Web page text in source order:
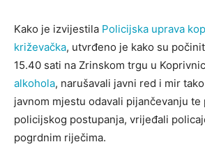
Kako je izvijestila Policijska uprava
križevačka, utvrđeno je kako su
15.40 sati na Zrinskom trgu u
alkohola, narušavali javni red i mir
javnom mjestu odavali pijančevanju te
policijskog postupanja, vrijeđali
pogrdnim riječima.